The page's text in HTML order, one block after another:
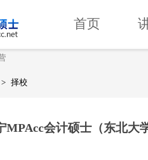
首页
> 择校
MPAcc会计硕士（东北